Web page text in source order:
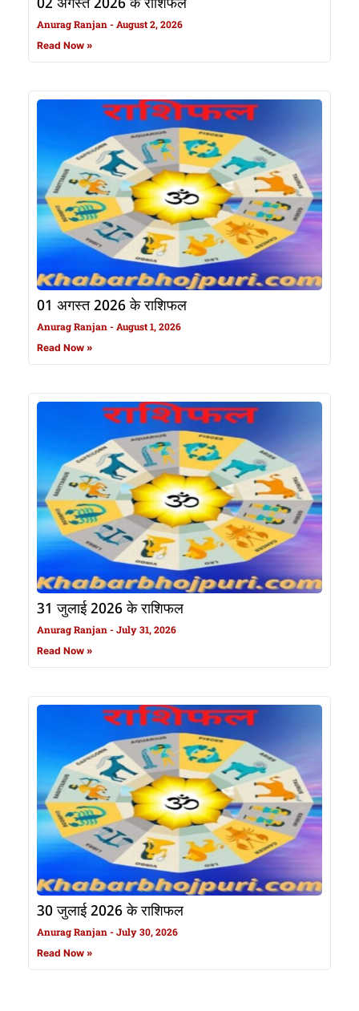
02 अगस्त 2026 के राशिफल
Anurag Ranjan August 2, 2026
Read Now »
01 अगस्त 2026 के राशिफल
Anurag Ranjan August 1, 2026
Read Now »
31 जुलाई 2026 के राशिफल
Anurag Ranjan July 31, 2026
Read Now »
30 जुलाई 2026 के राशिफल
Anurag Ranjan July 30, 2026
Read Now »